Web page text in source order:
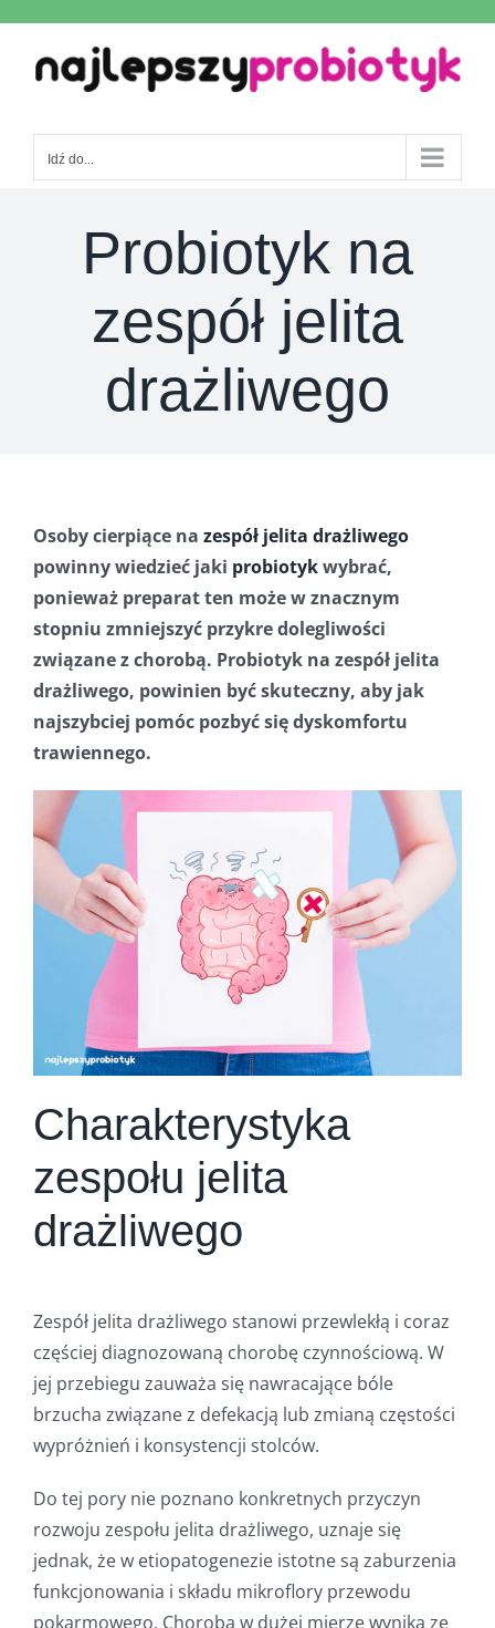
content
Idź do...
Probiotyk na
zespół jelita
drażliwego
Osoby cierpiące na zespół jelita drażliwego
powinny wiedzieć jaki probiotykwybrać,
ponieważ preparat ten może w znacznym
stopniu zmniejszyć przykre dolegliwości
związane z chorobą. Probiotyk na zespół jelita
drażliwego, powinien być skuteczny, aby jak
najszybciej pomóc pozbyć się dyskomfortu
trawiennego.
Charakterystyka
zespołu jelita
drażliwego
Zespół jelita drażliwego stanowi przewlekłą i coraz
częściej diagnozowaną chorobę czynnościową. W
jej przebiegu zauważa się nawracające bóle
brzucha związane z defekacją lub zmianą częstości
wypróżnień i konsystencji stolców.
Do tej pory nie poznano konkretnych przyczyn
rozwoju zespołu jelita drażliwego, uznaje się
jednak, że w etiopatogenezie istotne są zaburzenia
funkcjonowania i składu mikroflory przewodu
pokarmowego. Choroba w dużej mierze wynika ze